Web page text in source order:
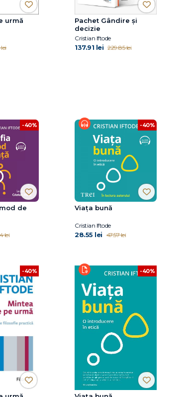
urmă
Pachet Gândire și
decizie
Cristian Iftode
137.91 lei 229.85 lei
-40%
de
lei
-40%
Viața bună
Cristian Iftode
28.55 lei 47.57 lei
-40% -40%